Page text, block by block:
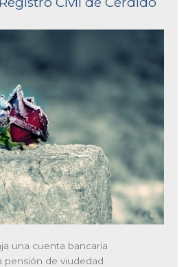
una cuenta bancaria
pensión de viudedad